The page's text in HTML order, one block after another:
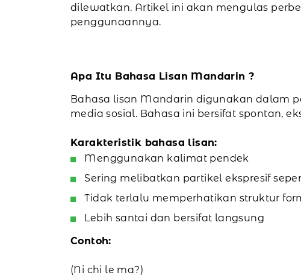
dilewatkan. Artikel ini akan mengulas
penggunaannya.
Apa Itu Bahasa Lisan Mandarin ?
Bahasa lisan Mandarin digunakan dalam
media sosial. Bahasa ini bersifat spontan,
Karakteristik bahasa lisan:
Menggunakan kalimat pendek
Sering melibatkan partikel ekspresif
Tidak terlalu memperhatikan struktur
Lebih santai dan bersifat langsung
Contoh:
(Ni chi le ma?)